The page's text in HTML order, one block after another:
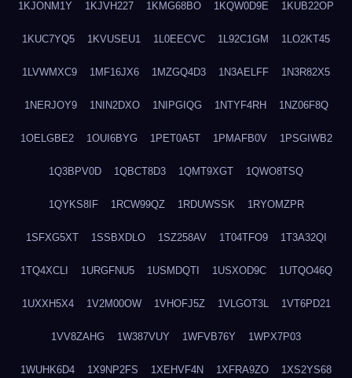
1KJONM1Y 1KJVH227 1KMG68BO 1KQW0D9E 1KUB22OP
1KUC7YQ5 1KVUSEU1 1L0EECVC 1L92C1GM 1LO2KT45
1LVWMXC9 1MF16JX6 1MZGQ4D3 1N3AELFF 1N3R82X5
1NERJOY9 1NIN2DXO 1NIPGIQG 1NTYF4RH 1NZ06F8Q
1OELGBE2 1OUI6BYG 1PET0A5T 1PMAFB0V 1PSGIWB2
1Q3BPV0D 1QBCT8D3 1QMT9XGT 1QWO8TSQ
1QYKS8IF 1RCW99QZ 1RDUWSSK 1RYOMZPR
1SFXG5XT 1SSBXDLO 1SZ258AV 1T04TFO9 1T3A32QI
1TQ4XCLI 1URGFNU5 1USMDQTI 1USXOD9C 1UTQO46Q
1UXXH5X4 1V2M00OW 1VHOFJ5Z 1VLGOT3L 1VT6PD21
1VV8ZAHG 1W387VUY 1WFVB76Y 1WPX7P03
1WUHK6D4 1X9NP2FS 1XEHVF4N 1XFRA9ZO 1XS2YS68